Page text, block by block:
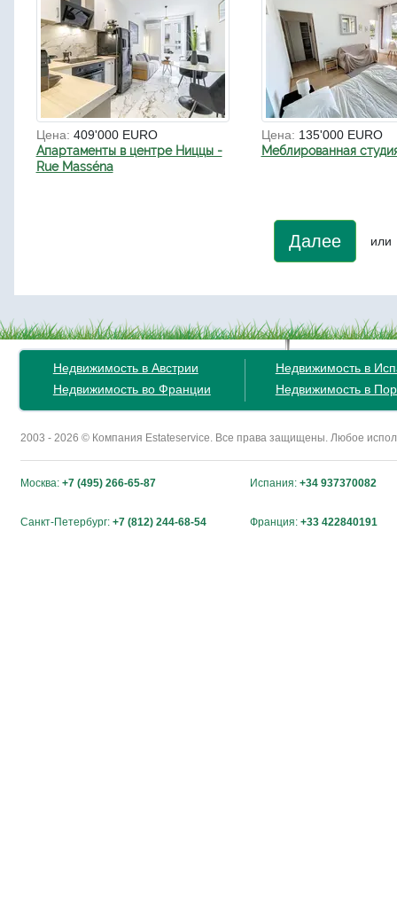
Цена: 409'000 EURO
Апартаменты в центре Ниццы -
Rue Masséna
Цена: 135'000 EURO
Меблированная
Далее или
Недвижимость в Австрии
Недвижимость во Франции
Недвижимость в
Недвижимость в
2003 - 2026 © Компания Estateservice. Все права защищены. Любое
Москва: +7 (495) 266-65-87 Испания: +34 937370082
Санкт-Петербург: +7 (812) 244-68-54 Франция: +33 422840191